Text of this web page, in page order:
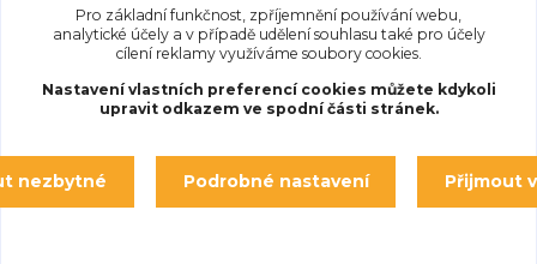
© Aufler 2025
Pro základní funkčnost, zpříjemnění používání webu,
analytické účely a v případě udělení souhlasu také pro účely
cílení reklamy využíváme soubory cookies.
Nastavení vlastních preferencí cookies můžete kdykoli
upravit odkazem ve spodní části stránek.
nezbytné Podrobné nastavení Přijmout